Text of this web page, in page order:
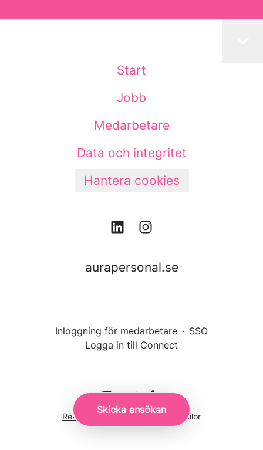
Skicka ansökan
Start
Jobb
Medarbetare
Data och integritet
Hantera cookies
aurapersonal.se
Inloggning för medarbetare · SSO
Logga in till Connect
Rekryteringsverktygfrån Teamtailor